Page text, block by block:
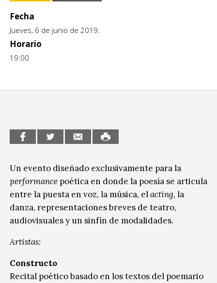
CCE en el interior/libros
Espacio itinerante de lectura infantil
Exposiciones
Formación
Medio Ambiente
Música
Sin categoría
Fecha
Jueves, 6 de junio de 2019.
Horario
19:00
Un evento diseñado exclusivamente para la
performance poética en donde la poesía se articula
entre la puesta en voz, la música, elacting, la
danza, representaciones breves de teatro,
audiovisuales y un sinfín de modalidades.
Artistas:
Constructo
Recital poético basado en los textos del poemario